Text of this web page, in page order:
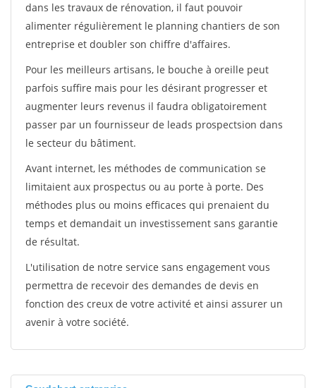
dans les travaux de rénovation, il faut pouvoir
alimenter régulièrement le planning chantiers de son
entreprise et doubler son chiffre d'affaires.
Pour les meilleurs artisans, le bouche à oreille peut
parfois suffire mais pour les désirant progresser et
augmenter leurs revenus il faudra obligatoirement
passer par un fournisseur de leads prospectsion dans
le secteur du bâtiment.
Avant internet, les méthodes de communication se
limitaient aux prospectus ou au porte à porte. Des
méthodes plus ou moins efficaces qui prenaient du
temps et demandait un investissement sans garantie
de résultat.
L'utilisation de notre service sans engagement vous
permettra de recevoir des demandes de devis en
fonction des creux de votre activité et ainsi assurer un
avenir à votre société.